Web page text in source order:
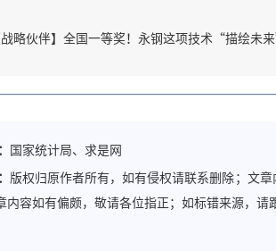
战略伙伴】全国一等奖！永钢这项技术“描绘未
国家统计局、求是网
版权归原作者所有，如有侵权请联系删除；文
内容如有偏颇，敬请各位指正；如标错来源，请